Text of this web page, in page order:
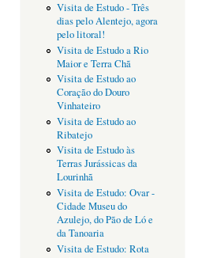
Visita de Estudo - Três
dias pelo Alentejo, agora
pelo litoral!
Visita de Estudo a Rio
Maior e Terra Chã
Visita de Estudo ao
Coração do Douro
Vinhateiro
Visita de Estudo ao
Ribatejo
Visita de Estudo às
Terras Jurássicas da
Lourinhã
Visita de Estudo: Ovar -
Cidade Museu do
Azulejo, do Pão de Ló e
da Tanoaria
Visita de Estudo: Rota